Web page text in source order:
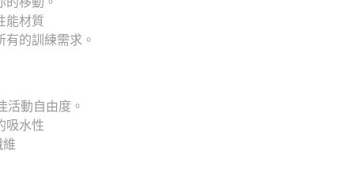
能材質
的訓練需求。
活動自由度。
吸水性